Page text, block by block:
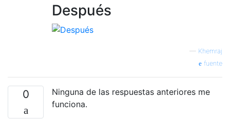
Después
— Khemraj
fuente
0
Ninguna de las respuestas anteriores me
funciona.